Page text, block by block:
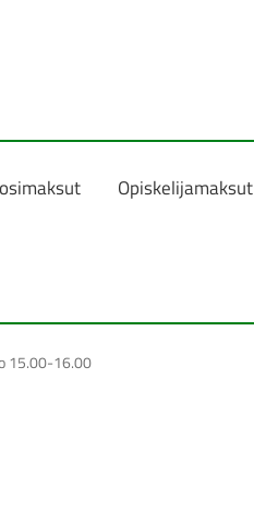
Opiskelijamaksut
15.00-16.00